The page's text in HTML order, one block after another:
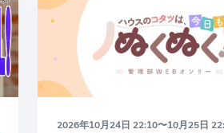
2026年10月24日 22:10〜10月25日